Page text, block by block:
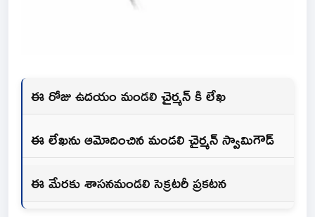
ఈ రోజు ఉదయం మండలి చైర్మన్ కి లేఖ
ఈ లేఖను ఆమోదించిన మండలి చైర్మన్ స్వామిగౌడ్
ఈ మేరకు శాసనమండలి సెక్రటరీ ప్రకటన